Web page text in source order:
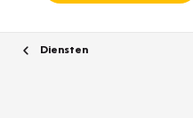
Diensten